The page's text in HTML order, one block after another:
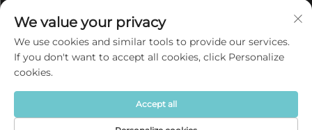
Copyright © 2025 av Chaozhou Qianyue Ceramics Co.,
Ltd.
Personvernerklæring
We value your privacy
We use cookies and similar tools to provide our services.
If you don't want to accept all cookies, click Personalize
cookies.
Accept all